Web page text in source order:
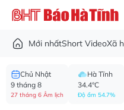
Mới nhấtShort VideoXã
Chủ Nhật
9 tháng 8
27 tháng 6 Âm lịch
Hà Tĩnh
34.4°C
Độ ẩm 54.7%